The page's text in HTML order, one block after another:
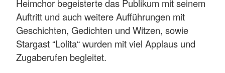
Heimchor begeisterte das Publikum mit seinem
Auftritt und auch weitere Aufführungen mit
Geschichten, Gedichten und Witzen, sowie
Stargast “Lolita“ wurden mit viel Applaus und
Zugaberufen begleitet.